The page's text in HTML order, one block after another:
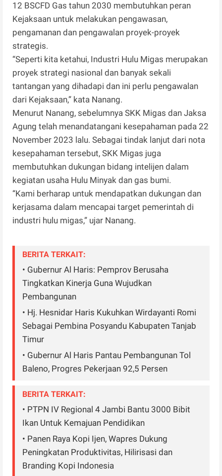
12 BSCFD Gas tahun 2030 membutuhkan peran
Kejaksaan untuk melakukan pengawasan,
pengamanan dan pengawalan proyek-proyek
strategis.
“Seperti kita ketahui, Industri Hulu Migas merupakan
proyek strategi nasional dan banyak sekali
tantangan yang dihadapi dan ini perlu pengawalan
dari Kejaksaan,” kata Nanang.
Menurut Nanang, sebelumnya SKK Migas dan Jaksa
Agung telah menandatangani kesepahaman pada 22
November 2023 lalu. Sebagai tindak lanjut dari nota
kesepahaman tersebut, SKK Migas juga
membutuhkan dukungan bidang intelijen dalam
kegiatan usaha Hulu Minyak dan gas bumi.
“Kami berharap untuk mendapatkan dukungan dan
kerjasama dalam mencapai target pemerintah di
industri hulu migas,” ujar Nanang.
BERITA TERKAIT:
• Gubernur Al Haris: Pemprov Berusaha
Tingkatkan Kinerja Guna Wujudkan
Pembangunan
• Hj. Hesnidar Haris Kukuhkan Wirdayanti Romi
Sebagai Pembina Posyandu Kabupaten Tanjab
Timur
• Gubernur Al Haris Pantau Pembangunan Tol
Baleno, Progres Pekerjaan 92,5 Persen
BERITA TERKAIT:
• PTPN IV Regional 4 Jambi Bantu 3000 Bibit
Ikan Untuk Kemajuan Pendidikan
• Panen Raya Kopi Ijen, Wapres Dukung
Peningkatan Produktivitas, Hilirisasi dan
Branding Kopi Indonesia